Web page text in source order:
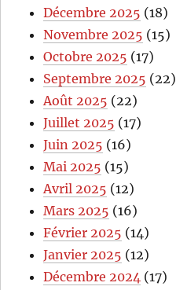
Décembre 2025 (18)
Novembre 2025 (15)
Octobre 2025 (17)
Septembre 2025 (22)
Août 2025 (22)
Juillet 2025 (17)
Juin 2025 (16)
Mai 2025 (15)
Avril 2025 (12)
Mars 2025 (16)
Février 2025 (14)
Janvier 2025 (12)
Décembre 2024 (17)